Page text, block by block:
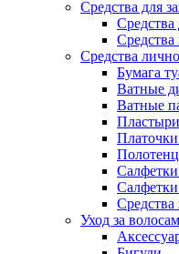
Средства для
Средства
Средства
Средства
Бумага
Ватные
Ватные
Уход за